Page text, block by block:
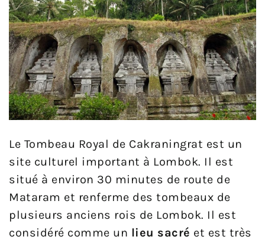
Le Tombeau Royal de Cakraningrat est un
site culturel important à Lombok. Il est
situé à environ 30 minutes de route de
Mataram et renferme des tombeaux de
plusieurs anciens rois de Lombok. Il est
considéré comme un lieu sacré et est très